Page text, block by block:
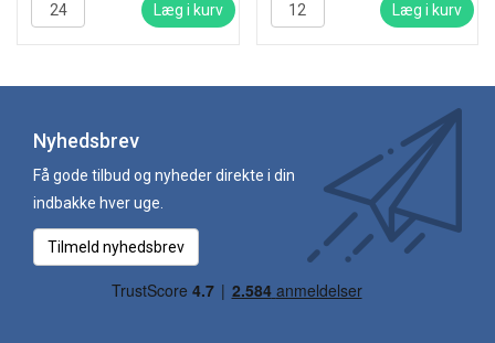
Læg i kurv Læg i kurv
Nyhedsbrev
Få gode tilbud og nyheder direkte i din
indbakke hver uge.
Tilmeld nyhedsbrev